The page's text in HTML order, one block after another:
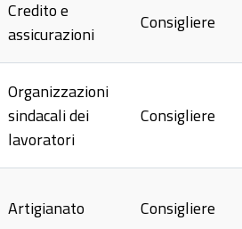
Credito e
assicurazioni
Consigliere
Organizzazioni
sindacali dei
lavoratori
Consigliere
Artigianato Consigliere